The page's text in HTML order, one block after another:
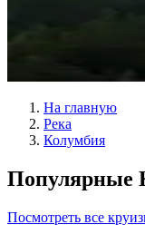
На главную
Река
Колумбия
Популярные
Посмотреть все